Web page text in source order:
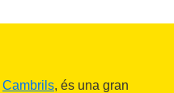
Cambrils, és una gran